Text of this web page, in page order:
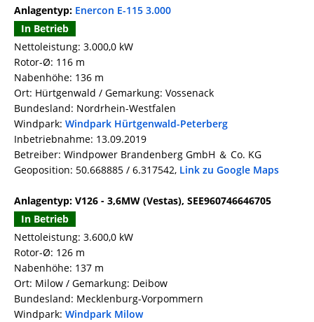
Anlagentyp: Enercon E-115 3.000
In Betrieb
Nettoleistung: 3.000,0 kW
Rotor-Ø: 116 m
Nabenhöhe: 136 m
Ort: Hürtgenwald / Gemarkung: Vossenack
Bundesland: Nordrhein-Westfalen
Windpark: Windpark Hürtgenwald-Peterberg
Inbetriebnahme: 13.09.2019
Betreiber: Windpower Brandenberg GmbH ＆ Co. KG
Geoposition: 50.668885 / 6.317542, Link zu Google Maps
Anlagentyp: V126 - 3,6MW (Vestas), SEE960746646705
In Betrieb
Nettoleistung: 3.600,0 kW
Rotor-Ø: 126 m
Nabenhöhe: 137 m
Ort: Milow / Gemarkung: Deibow
Bundesland: Mecklenburg-Vorpommern
Windpark: Windpark Milow